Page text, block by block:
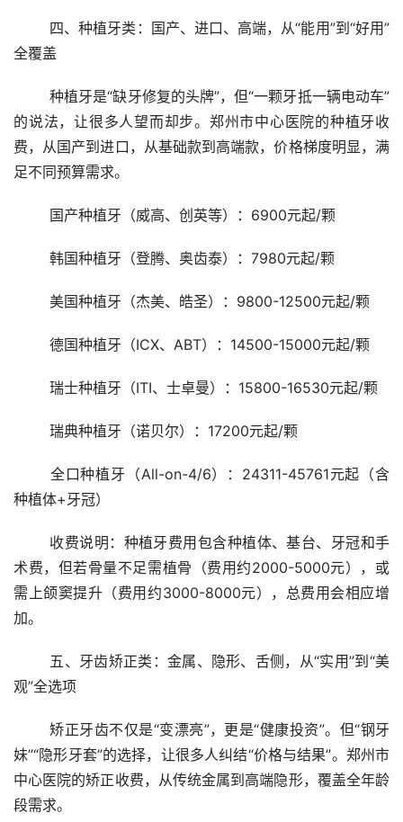
全覆盖
	种植牙是“缺牙修复的头牌”，但“一颗牙抵一辆电动车”
的说法，让很多人望而却步。郑州市中心医院的种植牙收
费，从国产到进口，从基础款到高端款，价格梯度明显，满
足不同预算需求。
	国产种植牙（威高、创英等）：6900元起/颗
	韩国种植牙（登腾、奥齿泰）：7980元起/颗
	美国种植牙（杰美、皓圣）：9800-12500元起/颗
	德国种植牙（ICX、ABT）：14500-15000元起/颗
	瑞士种植牙（ITI、士卓曼）：15800-16530元起/颗
	瑞典种植牙（诺贝尔）：17200元起/颗
种植体+牙冠）
术费，但若骨量不足需植骨（费用约2000-5000元），或
需上颌窦提升（费用约3000-8000元），总费用会相应增
加。
观”全选项
	矫正牙齿不仅是“变漂亮”，更是“健康投资”。但“钢牙
妹”“隐形牙套”的选择，让很多人纠结“价格与结果”。郑州市
中心医院的矫正收费，从传统金属到高端隐形，覆盖全年龄
段需求。